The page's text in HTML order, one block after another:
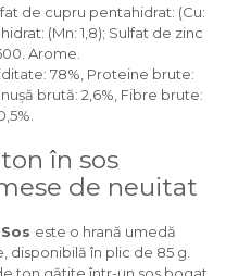
de cupru pentahidrat: (Cu:
(Mn: 1,8); Sulfat de zinc
Arome.
78%, Proteine brute:
brută: 2,6%, Fibre brute:
în sos
de neuitat
este o hrană umedă
în plic de 85 g.